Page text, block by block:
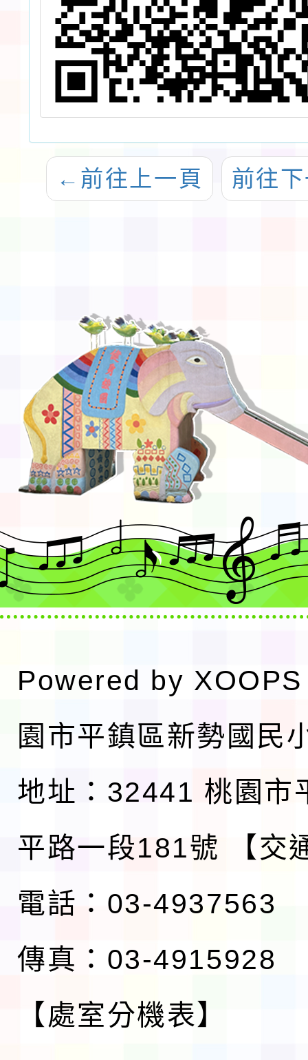
← 前往上一頁 前往
Powered by XOOPS
園市平鎮區新勢國民
地址：32441 桃園市
平路一段181號
【交
電話：03-4937563
傳真：03-4915928
【處室分機表】